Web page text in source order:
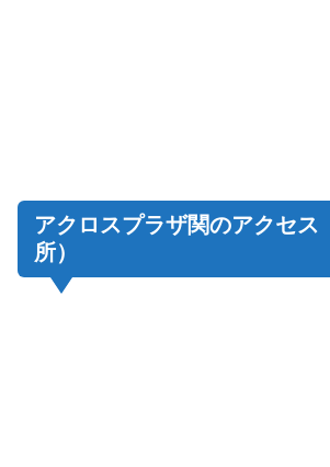
アクロスプラザ関のアクセス
所）